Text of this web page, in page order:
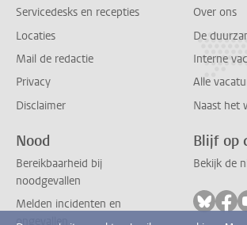
Servicedesks en recepties
Locaties
Mail de redactie
Privacy
Disclaimer
Over ons
De
Interne
Alle
Naast het
Nood
Bereikbaarheid bij
noodgevallen
Melden incidenten en
ongevallen
Blijf op
Bekijk de
Volg